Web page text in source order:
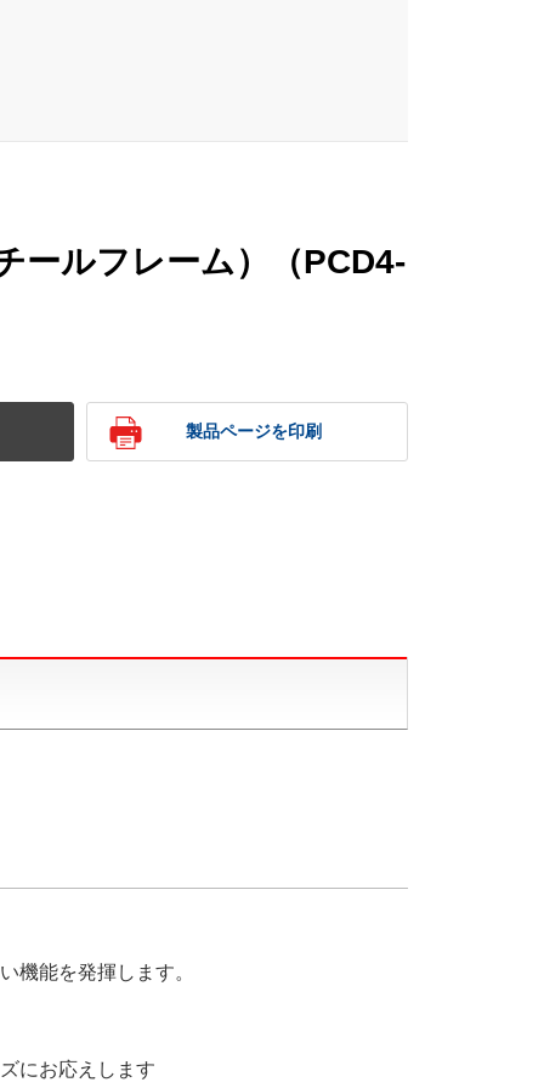
ールフレーム）（PCD4-
製品ページを印刷
機能を発揮します。
にお応えします